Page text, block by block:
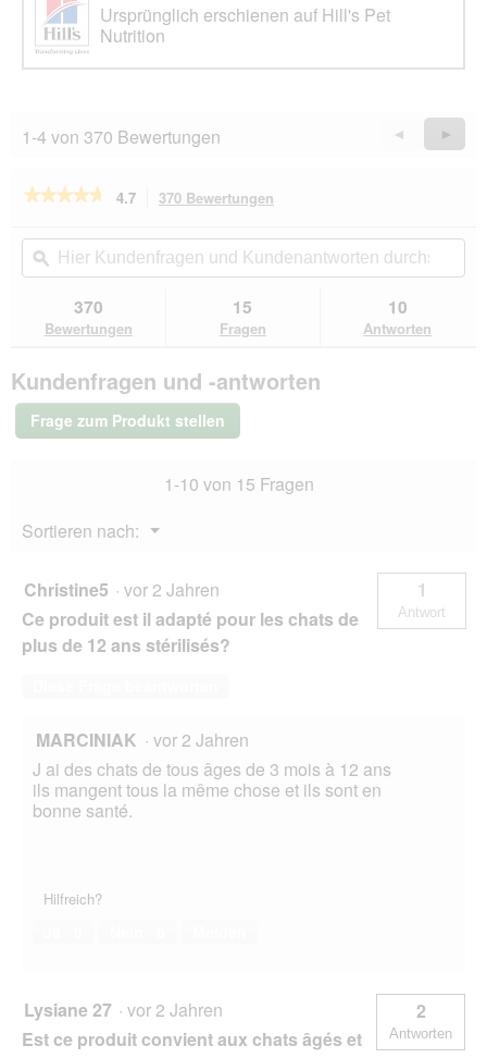
Ursprünglich erschienen auf Hill's Pet
Nutrition
1-4 von 370 Bewertungen
Zurück
Reviews
◄
Weiter
►
★★★★★
★★★★★
5
lesen
Hill's
Trockenfutter
Mature
Adult,
4.7 370 Bewertungen
Aktion
navigierst
du
Bewertungen.
Hier
Kundenfragen
und
Kundenantworten
durchsuchen
ϙ
370
Bewertungen
15
Fragen
10
Antworten
Kundenfragen und -antworten
Frage zum Produkt stellen
1-10 von 15 Fragen
Sortieren nach:
▼
Menü
Christine5 · vor 2 Jahren
Ce produit est il adapté pour les chats de
plus de 12 ans stérilisés?
1
Antwort
MARCINIAK · vor 2 Jahren
J ai des chats de tous âges de 3 mois à 12 ans
ils mangent tous la même chose et ils sont en
bonne santé.
Hilfreich?
Lysiane 27 · vor 2 Jahren
Est ce produit convient aux chats âgés et
2
Antworten